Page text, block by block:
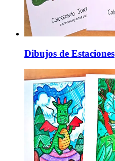
Dibujos de Estaciones